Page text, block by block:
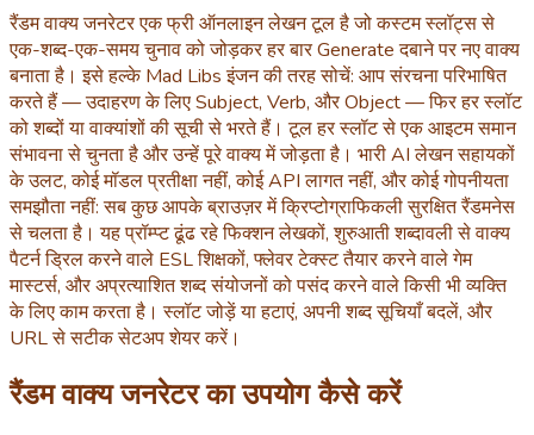
रैंडम वाक्य जनरेटर एक फ्री ऑनलाइन लेखन टूल है जो कस्टम स्लॉट्स से
एक-शब्द-एक-समय चुनाव को जोड़कर हर बार Generate दबाने पर नए वाक्य
बनाता है। इसे हल्के Mad Libs इंजन की तरह सोचें: आप संरचना परिभाषित
करते हैं — उदाहरण के लिए Subject, Verb, और Object — फिर हर स्लॉट
को शब्दों या वाक्यांशों की सूची से भरते हैं। टूल हर स्लॉट से एक आइटम समान
संभावना से चुनता है और उन्हें पूरे वाक्य में जोड़ता है। भारी AI लेखन सहायकों
के उलट, कोई मॉडल प्रतीक्षा नहीं, कोई API लागत नहीं, और कोई गोपनीयता
समझौता नहीं: सब कुछ आपके ब्राउज़र में क्रिप्टोग्राफिकली सुरक्षित रैंडमनेस
से चलता है। यह प्रॉम्प्ट ढूंढ रहे फिक्शन लेखकों, शुरुआती शब्दावली से वाक्य
पैटर्न ड्रिल करने वाले ESL शिक्षकों, फ्लेवर टेक्स्ट तैयार करने वाले गेम
मास्टर्स, और अप्रत्याशित शब्द संयोजनों को पसंद करने वाले किसी भी व्यक्ति
के लिए काम करता है। स्लॉट जोड़ें या हटाएं, अपनी शब्द सूचियाँ बदलें, और
URL से सटीक सेटअप शेयर करें।
रैंडम वाक्य जनरेटर का उपयोग कैसे करें